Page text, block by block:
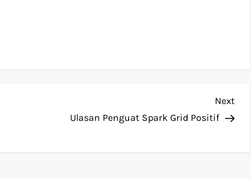
Next
Ulasan Penguat Spark Grid Positif